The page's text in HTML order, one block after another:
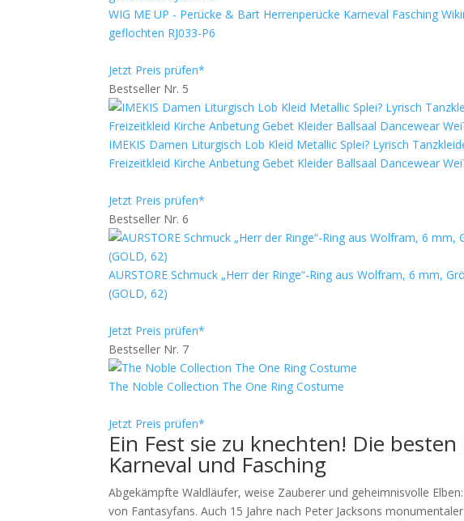
WIG ME UP - Perücke & Bart Herrenperücke Karneval Fasching
geflochten RJ033-P6
Jetzt Preis prüfen*
Bestseller Nr. 5
IMEKIS Damen Liturgisch Lob Kleid Metallic Splei? Lyrisch
Freizeitkleid Kirche Anbetung Gebet Kleider Ballsaal Dancewear
Jetzt Preis prüfen*
Bestseller Nr. 6
AURSTORE Schmuck „Herr der Ringe“-Ring aus Wolfram, 6 mm,
(GOLD, 62)
Jetzt Preis prüfen*
Bestseller Nr. 7
The Noble Collection The One Ring Costume
Jetzt Preis prüfen*
Ein Fest sie zu knechten! Die
Karneval und Fasching
Abgekämpfte Waldläufer, weise Zauberer und geheimnisvolle
von Fantasyfans. Auch 15 Jahre nach Peter Jacksons